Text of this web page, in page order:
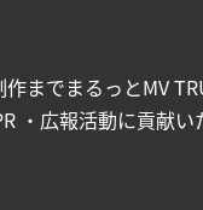
までまるっとMV
・広報活動に貢献い